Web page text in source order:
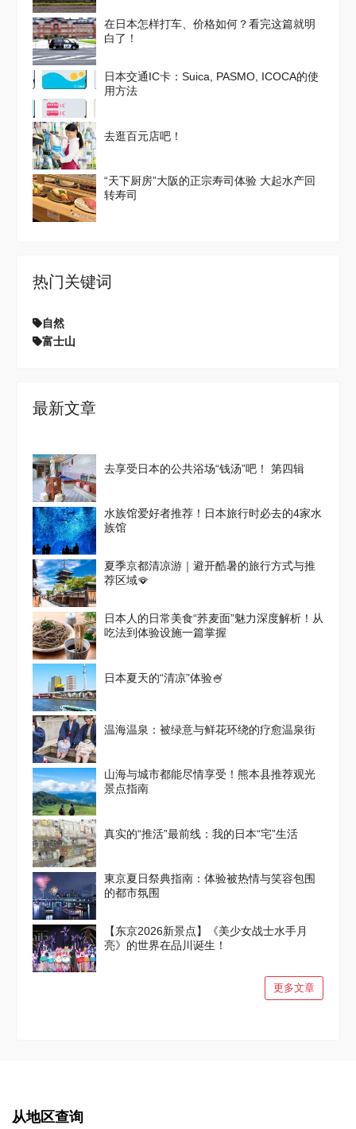
在日本怎样打车、价格如何？看完这篇就明
白了！
日本交通IC卡：Suica, PASMO, ICOCA的使
用方法
去逛百元店吧！
“天下厨房”大阪的正宗寿司体验 大起水产回
转寿司
热门关键词
自然
富士山
最新文章
去享受日本的公共浴场“钱汤”吧！ 第四辑
水族馆爱好者推荐！日本旅行时必去的4家水
族馆
夏季京都清凉游｜避开酷暑的旅行方式与推
荐区域🪭
日本人的日常美食“荞麦面”魅力深度解析！从
吃法到体验设施一篇掌握
日本夏天的“清凉”体验🍧
温海温泉：被绿意与鲜花环绕的疗愈温泉街
山海与城市都能尽情享受！熊本县推荐观光
景点指南
真实的“推活”最前线：我的日本“宅”生活
東京夏日祭典指南：体验被热情与笑容包围
的都市氛围
【东京2026新景点】《美少女战士水手月
亮》的世界在品川诞生！
更多文章
从地区查询